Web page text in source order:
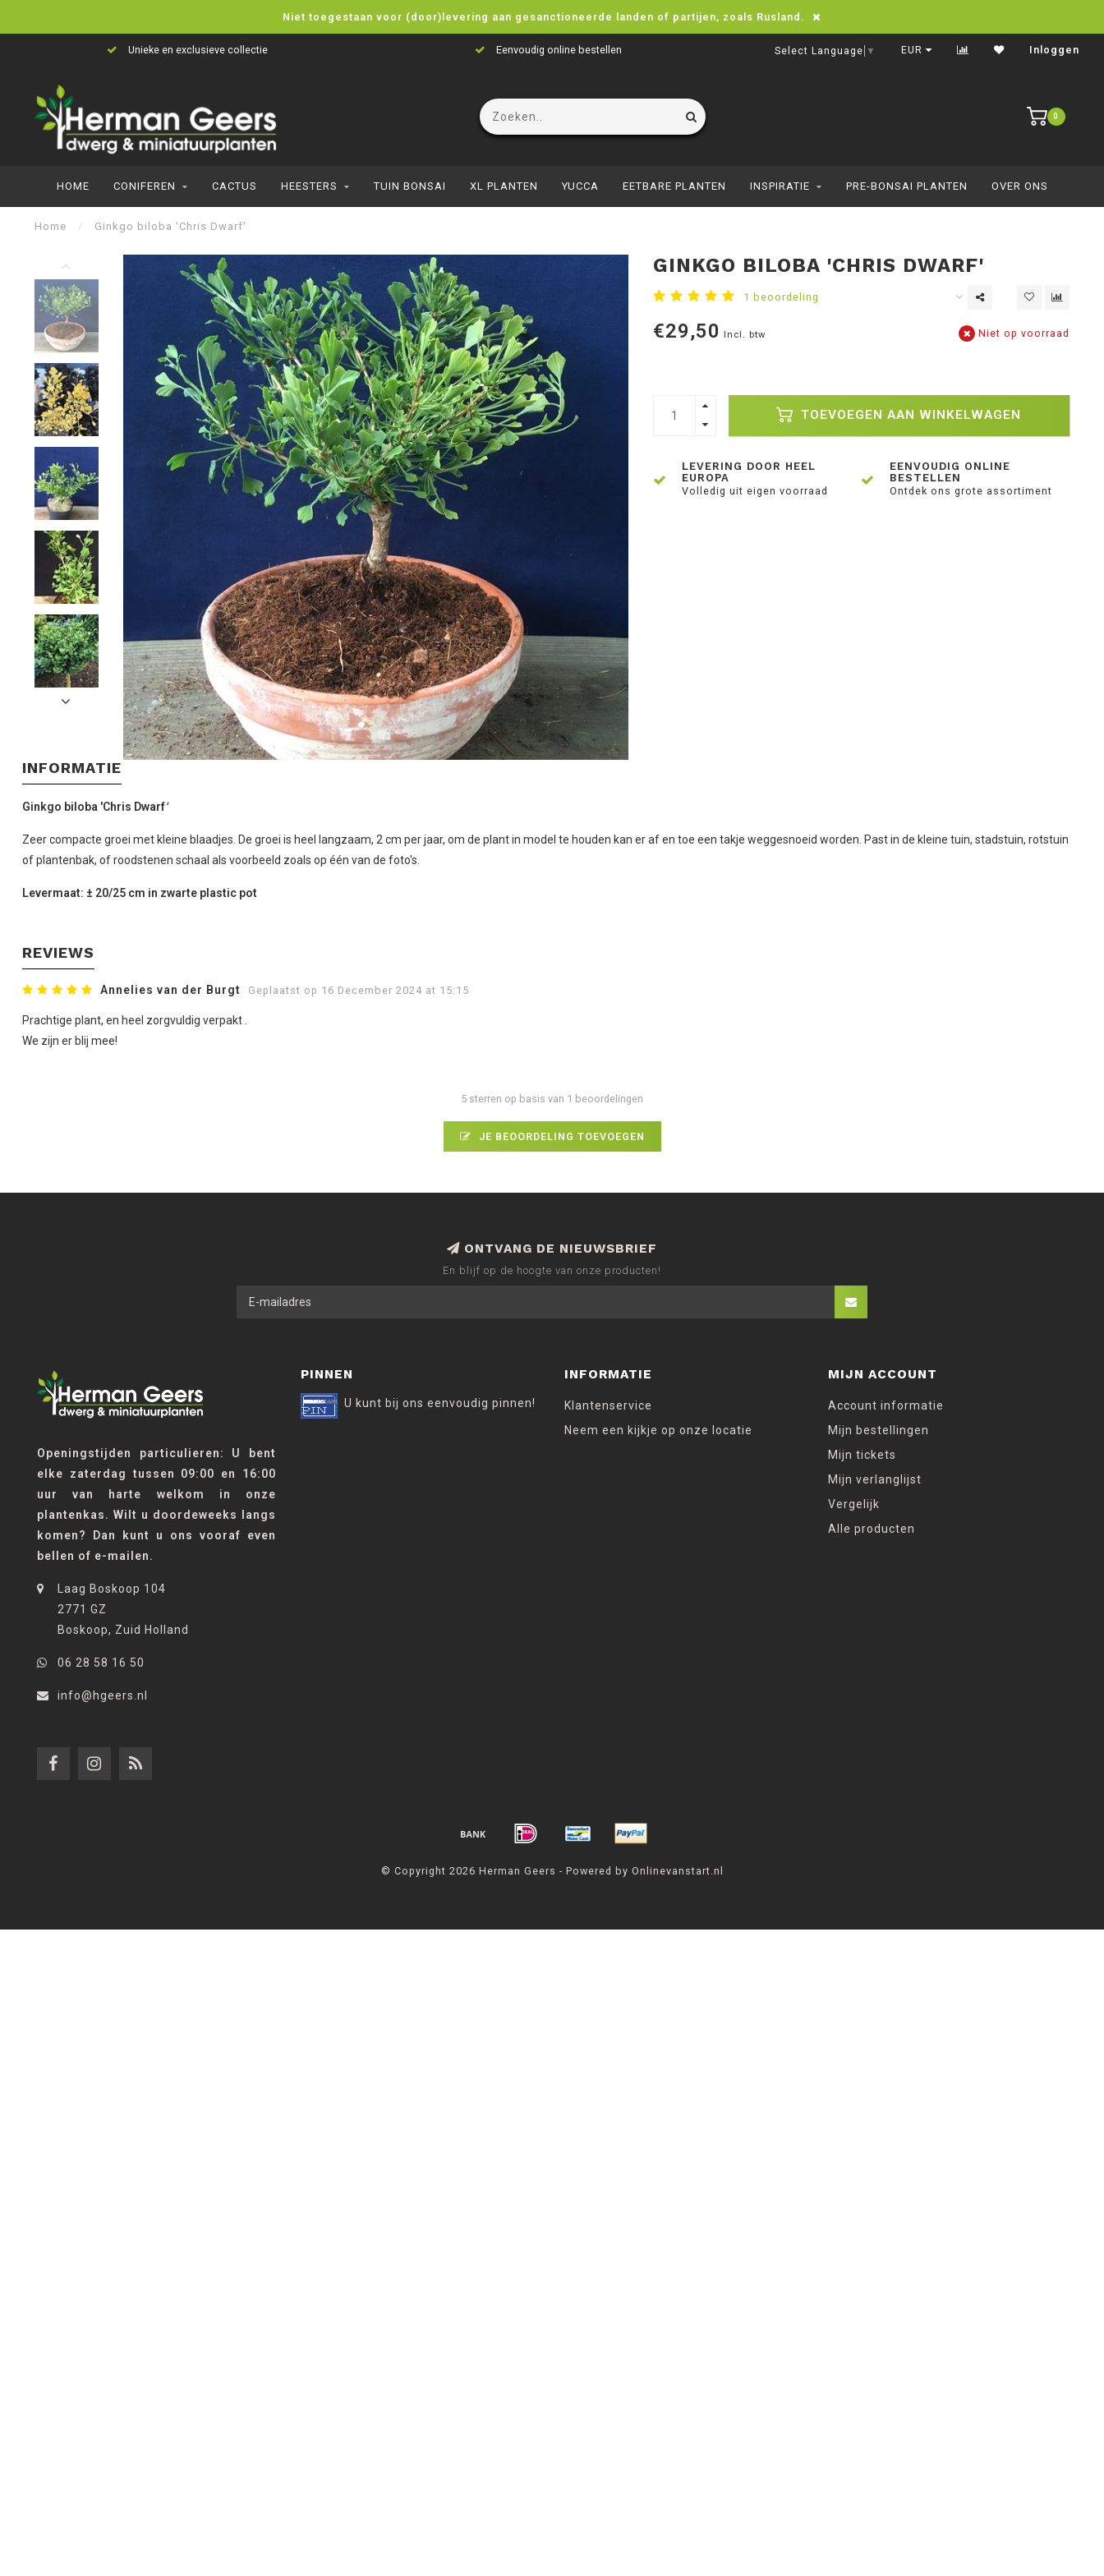
Niet toegestaan voor (door)levering aan gesanctioneerde landen of partijen, zoals Rusland.
Unieke en exclusieve collectie Eenvoudig online bestellen Snelle levering in heel Europa
Select Language ▼ EUR Inloggen
0
HOME CONIFEREN CACTUS HEESTERS TUIN BONSAI XL PLANTEN YUCCA EETBARE PLANTEN INSPIRATIE PRE-BONSAI PLANTEN OVER ONS
Home / Ginkgo biloba 'Chris Dwarf'
GINKGO BILOBA 'CHRIS DWARF'
1 beoordeling
€29,50 Incl. btw Niet op voorraad
TOEVOEGEN AAN WINKELWAGEN
LEVERING DOOR HEEL
EUROPA
Volledig uit eigen voorraad
EENVOUDIG ONLINE
BESTELLEN
Ontdek ons grote assortiment
INFORMATIE
Ginkgo biloba 'Chris Dwarf'
Zeer compacte groei met kleine blaadjes. De groei is heel langzaam, 2 cm per jaar, om de plant in model te houden kan er af en toe een takje weggesnoeid worden. Past in de kleine tuin, stadstuin, rotstuin
of plantenbak, of roodstenen schaal als voorbeeld zoals op één van de foto's.
Levermaat: ± 20/25 cm in zwarte plastic pot
REVIEWS
Annelies van der Burgt Geplaatst op 16 December 2024 at 15:15
Prachtige plant, en heel zorgvuldig verpakt .
We zijn er blij mee!
5 sterren op basis van 1 beoordelingen
JE BEOORDELING TOEVOEGEN
ONTVANG DE NIEUWSBRIEF
En blijf op de hoogte van onze producten!
Openingstijden particulieren: U bent
elke zaterdag tussen 09:00 en 16:00
uur van harte welkom in onze
plantenkas. Wilt u doordeweeks langs
komen? Dan kunt u ons vooraf even
bellen of e-mailen.
Laag Boskoop 104
2771 GZ
Boskoop, Zuid Holland
06 28 58 16 50
info@hgeers.nl
PINNEN
U kunt bij ons eenvoudig pinnen!
INFORMATIE
Klantenservice
Neem een kijkje op onze locatie
MIJN ACCOUNT
Account informatie
Mijn bestellingen
Mijn tickets
Mijn verlanglijst
Vergelijk
Alle producten
© Copyright 2026 Herman Geers - Powered by Onlinevanstart.nl